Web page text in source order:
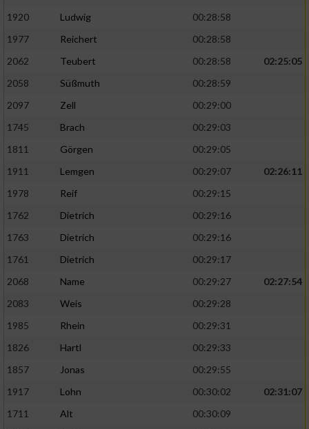
1920
Ludwig
00:28:58
1977
Reichert
00:28:58
2062
Teubert 00:28:58
02:25:05
2058
Süßmuth
00:28:59
2097
Zell
00:29:00
1745
Brach
00:29:03
1811
Görgen
00:29:05
1911
Lemgen 00:29:07
02:26:11
1978
Reif
00:29:15
1762
Dietrich
00:29:16
1763
Dietrich
00:29:16
1761
Dietrich
00:29:17
2068
Name 00:29:27
02:27:54
2083
Weis
00:29:28
1985
Rhein
00:29:31
1826
Hartl
00:29:33
1857
Jonas
00:29:55
1917
Lohn 00:30:02
02:31:07
1711
Alt
00:30:09